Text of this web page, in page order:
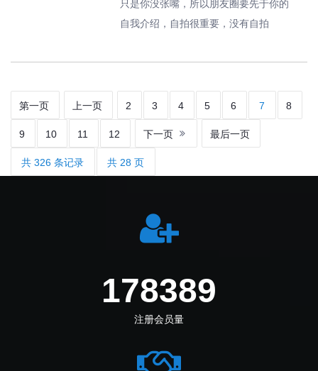
只是你没张嘴，所以朋友圈要先于你的
自我介绍，自拍很重要，没有自拍
第一页 上一页 2 3 4 5 6 7 8
9 10 11 12 下一页 最后一页
共 326 条记录 共 28 页
212694
注册会员量